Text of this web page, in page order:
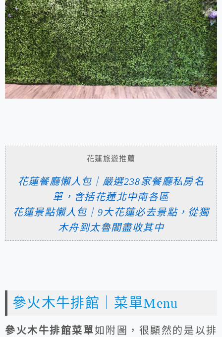
花蓮旅遊推薦
花蓮餐廳懶人包｜嚴選238家餐廳私房名
單，含括花蓮北中南各區
花蓮景點懶人包｜9大花蓮必去景點，從獨
木舟到太魯閣盡收其中
參火木牛排館｜菜單Menu
參火木牛排館菜單如附圖，很顯然的是以排